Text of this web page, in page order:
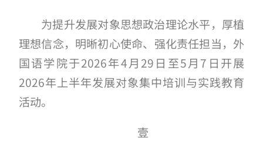
为提升发展对象思想政治理论水平，厚植
理想信念，明晰初心使命、强化责任担当，外
国语学院于2026年4月29日至5月7日开展
2026年上半年发展对象集中培训与实践教育
活动。
壹